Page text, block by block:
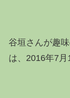
谷垣さんが趣
は、2016年7月